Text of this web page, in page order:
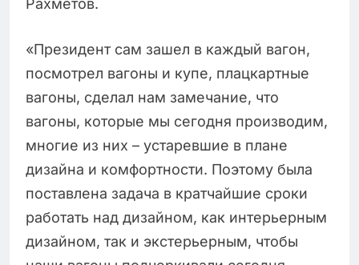
Рахметов.
«Президент сам зашел в каждый вагон,
посмотрел вагоны и купе, плацкартные
вагоны, сделал нам замечание, что
вагоны, которые мы сегодня производим,
многие из них – устаревшие в плане
дизайна и комфортности. Поэтому была
поставлена задача в кратчайшие сроки
работать над дизайном, как интерьерным
дизайном, так и экстерьерным, чтобы